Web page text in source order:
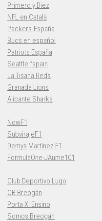
Primero y Diez
NFL en Català
Packers-España
Bucs en español
Patriots España
Seattle fspain
La Tisana Reds
Granada Lions
Alicante Sharks
NowF1
SubvirajeF1
Demys Martínez F1
FormulaOne-JAume101
Club Deportivo Lugo
CB Breogán
Porta XI Ensino
Somos Breogán